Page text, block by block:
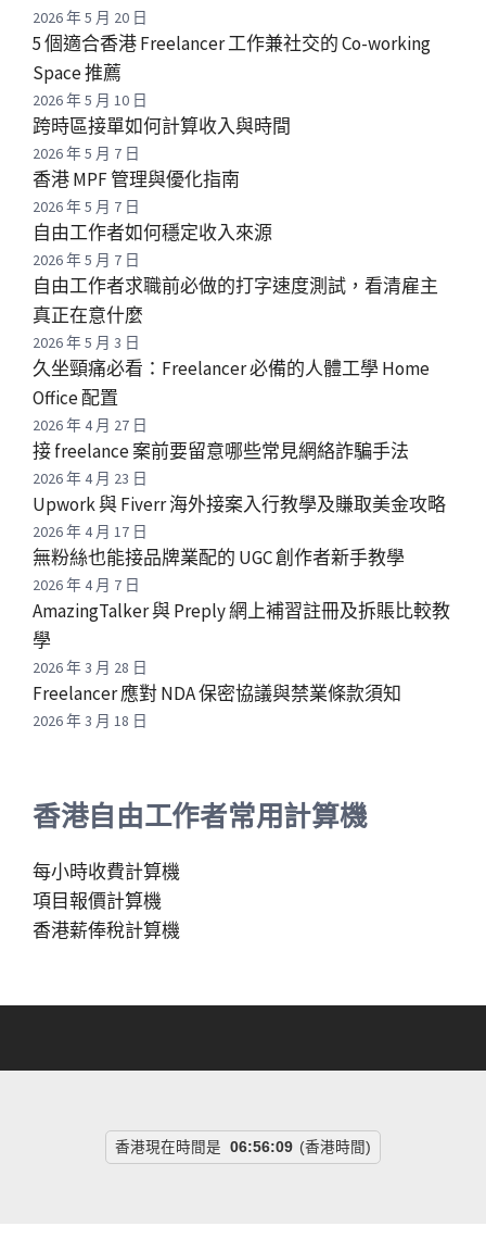
2026 年 5 月 20 日
5 個適合香港 Freelancer 工作兼社交的 Co-working
Space 推薦
2026 年 5 月 10 日
跨時區接單如何計算收入與時間
2026 年 5 月 7 日
香港 MPF 管理與優化指南
2026 年 5 月 7 日
自由工作者如何穩定收入來源
2026 年 5 月 7 日
自由工作者求職前必做的打字速度測試，看清雇主
真正在意什麼
2026 年 5 月 3 日
久坐頸痛必看：Freelancer 必備的人體工學 Home
Office 配置
2026 年 4 月 27 日
接 freelance 案前要留意哪些常見網絡詐騙手法
2026 年 4 月 23 日
Upwork 與 Fiverr 海外接案入行教學及賺取美金攻略
2026 年 4 月 17 日
無粉絲也能接品牌業配的 UGC 創作者新手教學
2026 年 4 月 7 日
AmazingTalker 與 Preply 網上補習註冊及拆賬比較教
學
2026 年 3 月 28 日
Freelancer 應對 NDA 保密協議與禁業條款須知
2026 年 3 月 18 日
香港自由工作者常用計算機
每小時收費計算機
項目報價計算機
香港薪俸稅計算機
香港現在時間是 06:56:10 (香港時間)